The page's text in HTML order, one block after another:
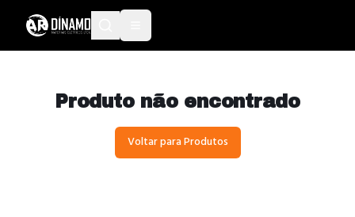
Produto não encontrado
Voltar para Produtos